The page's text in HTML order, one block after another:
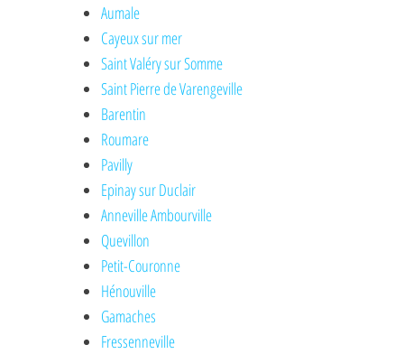
Aumale
Cayeux sur mer
Saint Valéry sur Somme
Saint Pierre de Varengeville
Barentin
Roumare
Pavilly
Epinay sur Duclair
Anneville Ambourville
Quevillon
Petit-Couronne
Hénouville
Gamaches
Fressenneville